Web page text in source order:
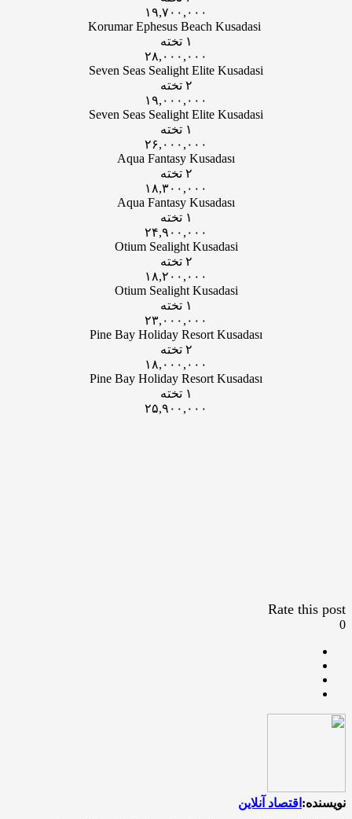
۱۹,۷۰۰,۰۰۰
۱ تخته
۲۸,۰۰۰,۰۰۰
Seven Seas Sealight Elite Kusadasi
۲ تخته
۱۹,۰۰۰,۰۰۰
Seven Seas Sealight Elite Kusadasi
۱ تخته
۲۶,۰۰۰,۰۰۰
Aqua Fantasy Kusadası
۲ تخته
۱۸,۳۰۰,۰۰۰
Aqua Fantasy Kusadası
۱ تخته
۲۴,۹۰۰,۰۰۰
Otium Sealight Kusadasi
۲ تخته
۱۸,۲۰۰,۰۰۰
Otium Sealight Kusadasi
۱ تخته
۲۳,۰۰۰,۰۰۰
Pine Bay Holiday Resort Kusadası
۲ تخته
۱۸,۰۰۰,۰۰۰
Pine Bay Holiday Resort Kusadası
۱ تخته
۲۵,۹۰۰,۰۰۰
Rate this post
0
نویسنده: اقتصاد آنلاین